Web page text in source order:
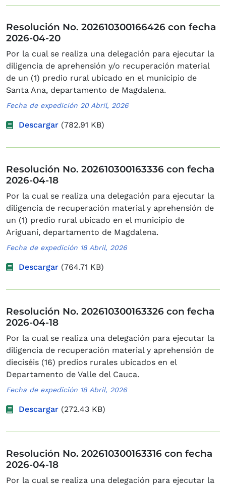
Resolución No. 202610300166426 con fecha
2026-04-20
Por la cual se realiza una delegación para ejecutar la
diligencia de aprehensión y/o recuperación material
de un (1) predio rural ubicado en el municipio de
Santa Ana, departamento de Magdalena.
Fecha de expedición 20 Abril, 2026
Descargar (782.91 KB)
Resolución No. 202610300163336 con fecha
2026-04-18
Por la cual se realiza una delegación para ejecutar la
diligencia de recuperación material y aprehensión de
un (1) predio rural ubicado en el municipio de
Ariguaní, departamento de Magdalena.
Fecha de expedición 18 Abril, 2026
Descargar (764.71 KB)
Resolución No. 202610300163326 con fecha
2026-04-18
Por la cual se realiza una delegación para ejecutar la
diligencia de recuperación material y aprehensión de
dieciséis (16) predios rurales ubicados en el
Departamento de Valle del Cauca.
Fecha de expedición 18 Abril, 2026
Descargar (272.43 KB)
Resolución No. 202610300163316 con fecha
2026-04-18
Por la cual se realiza una delegación para ejecutar la